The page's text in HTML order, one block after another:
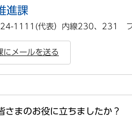
進課
1111(代表）内線230、231
にメールを送る
さまのお役に立ちましたか？